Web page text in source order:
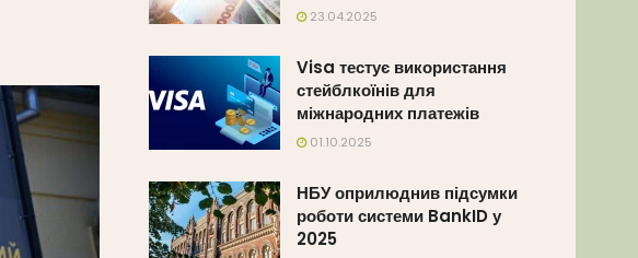
23.04.2025
Visa тестує використання
стейблкоїнів для
міжнародних платежів
01.10.2025
НБУ оприлюднив підсумки
роботи системи BankID у
2025